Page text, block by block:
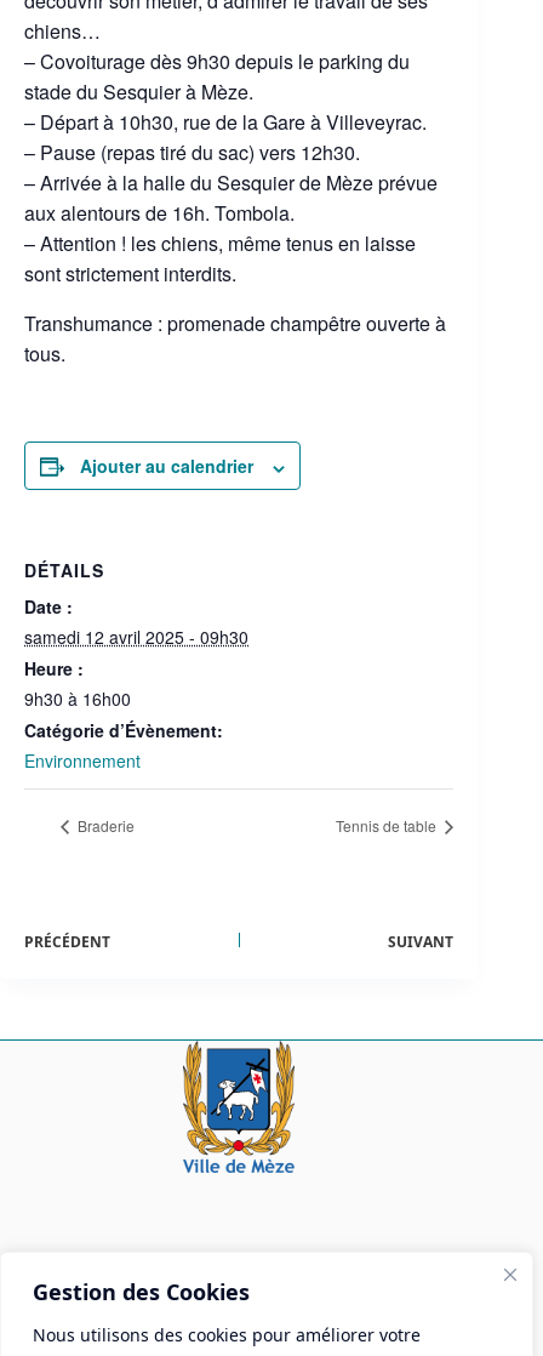
Gestion des Cookies
Nous utilisons des cookies pour améliorer votre
chiens…
– Covoiturage dès 9h30 depuis le parking du
stade du Sesquier à Mèze.
– Départ à 10h30, rue de la Gare à Villeveyrac.
– Pause (repas tiré du sac) vers 12h30.
– Arrivée à la halle du Sesquier de Mèze prévue
aux alentours de 16h. Tombola.
– Attention ! les chiens, même tenus en laisse
sont strictement interdits.
Transhumance : promenade champêtre ouverte à
tous.
Ajouter au calendrier
DÉTAILS
Date :
samedi 12 avril 2025 - 09h30
Heure :
9h30 à 16h00
Catégorie d’Évènement:
Environnement
Braderie Tennis de table
PRÉCÉDENT SUIVANT
Mairie de Mèze
Place Aristide Briand - BP 28 34140 Mèze